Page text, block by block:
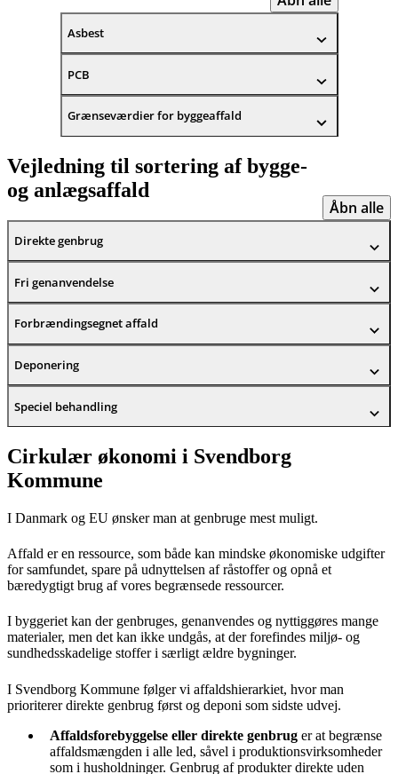
Asbest
PCB
Grænseværdier for byggeaffald
Vejledning til sortering af bygge-
og anlægsaffald
Åbn alle
Direkte genbrug
Fri genanvendelse
Forbrændingsegnet affald
Deponering
Speciel behandling
Cirkulær økonomi i Svendborg
Kommune
I Danmark og EU ønsker man at genbruge mest muligt.
Affald er en ressource, som både kan mindske økonomiske udgifter
for samfundet, spare på udnyttelsen af råstoffer og opnå et
bæredygtigt brug af vores begrænsede ressourcer.
I byggeriet kan der genbruges, genanvendes og nyttiggøres mange
materialer, men det kan ikke undgås, at der forefindes miljø- og
sundhedsskadelige stoffer i særligt ældre bygninger.
I Svendborg Kommune følger vi affaldshierarkiet, hvor man
prioriterer direkte genbrug først og deponi som sidste udvej.
Affaldsforebyggelse eller direkte genbrug er at begrænse
affaldsmængden i alle led, såvel i produktionsvirksomheder
som i husholdninger. Genbrug af produkter direkte uden